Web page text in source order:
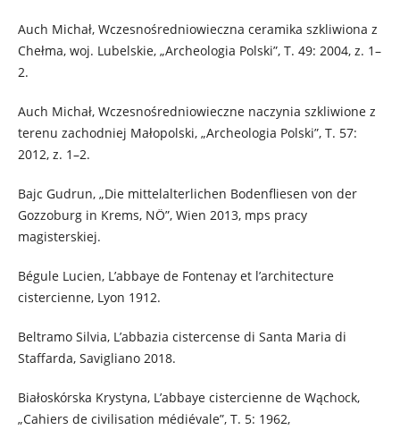
Auch Michał, Wczesnośredniowieczna ceramika szkliwiona z
Chełma, woj. Lubelskie, „Archeologia Polski”, T. 49: 2004, z. 1–
2.
Auch Michał, Wczesnośredniowieczne naczynia szkliwione z
terenu zachodniej Małopolski, „Archeologia Polski”, T. 57:
2012, z. 1–2.
Bajc Gudrun, „Die mittelalterlichen Bodenfliesen von der
Gozzoburg in Krems, NÖ”, Wien 2013, mps pracy
magisterskiej.
Bégule Lucien, L’abbaye de Fontenay et l’architecture
cistercienne, Lyon 1912.
Beltramo Silvia, L’abbazia cistercense di Santa Maria di
Staffarda, Savigliano 2018.
Białoskórska Krystyna, L’abbaye cistercienne de Wąchock,
„Cahiers de civilisation médiévale”, T. 5: 1962,